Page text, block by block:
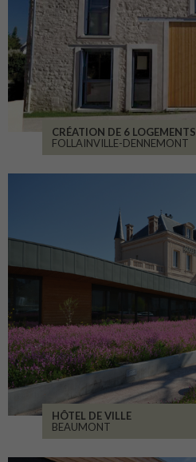
CRÉATION DE 6 LOGEMENTS
FOLLAINVILLE-DENNEMONT
HÔTEL DE VILLE
BEAUMONT